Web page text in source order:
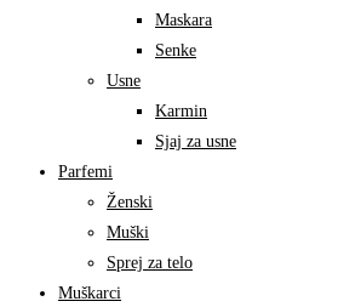
Maskara
Senke
Usne
Karmin
Sjaj za usne
Parfemi
Ženski
Muški
Sprej za telo
Muškarci